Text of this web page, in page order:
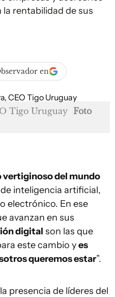
rentabilidad de sus
en
Tigo Uruguay Foto
vertiginoso del mundo
inteligencia artificial,
electrónico. En ese
avanzan en sus
digital son las que
este cambio yes
queremos estar”.
presencia de líderes del